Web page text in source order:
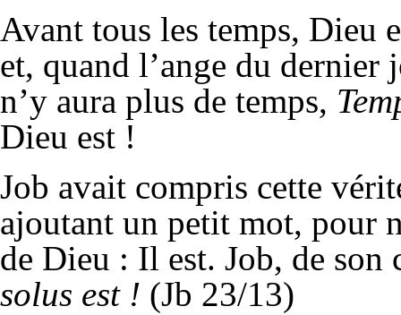
Avant tous les temps, Dieu
et, quand l’ange du
n’y aura plus de temps,
Dieu est !
Job avait compris cette
ajoutant un petit mot, pour
de Dieu : Il est. Job, de
solus est ! (Jb 23/13)